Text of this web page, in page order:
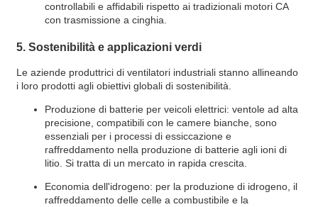
controllabili e affidabili rispetto ai tradizionali motori CA
con trasmissione a cinghia.
5. Sostenibilità e applicazioni verdi
Le aziende produttrici di ventilatori industriali stanno allineando
i loro prodotti agli obiettivi globali di sostenibilità.
Produzione di batterie per veicoli elettrici: ventole ad alta
precisione, compatibili con le camere bianche, sono
essenziali per i processi di essiccazione e
raffreddamento nella produzione di batterie agli ioni di
litio. Si tratta di un mercato in rapida crescita.
Economia dell'idrogeno: per la produzione di idrogeno, il
raffreddamento delle celle a combustibile e la